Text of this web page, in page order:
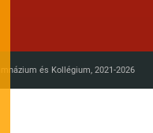
és Kollégium, 2021-2026